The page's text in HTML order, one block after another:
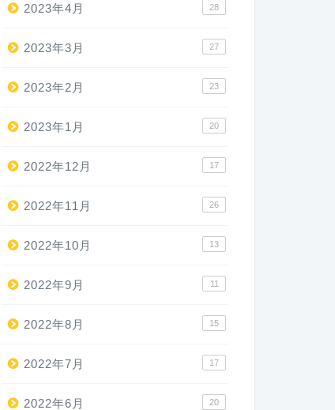
2023年4月 28
2023年3月 27
2023年2月 23
2023年1月 20
2022年12月 17
2022年11月 26
2022年10月 13
2022年9月 11
2022年8月 15
2022年7月 17
2022年6月 20